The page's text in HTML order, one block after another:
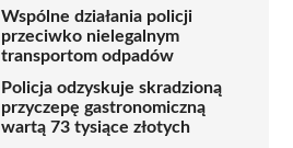
Wspólne działania policji
przeciwko nielegalnym
transportom odpadów
Policja odzyskuje skradzioną
przyczepę gastronomiczną
wartą 73 tysiące złotych